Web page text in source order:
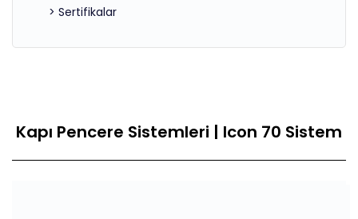
> Sertifikalar
Kapı Pencere Sistemleri | Icon 70 Sistem